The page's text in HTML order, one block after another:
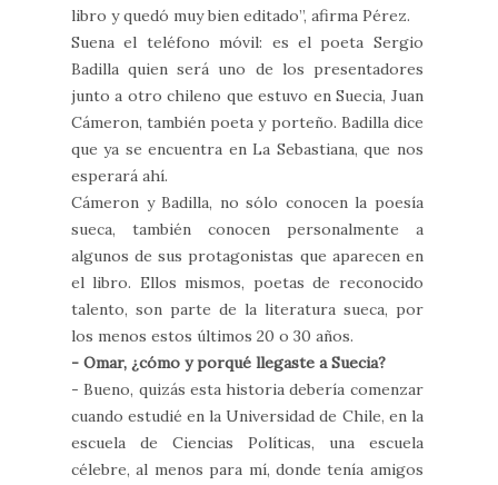
libro y quedó muy bien editado”, afirma Pérez.
Suena el teléfono móvil: es el poeta Sergio
Badilla quien será uno de los presentadores
junto a otro chileno que estuvo en Suecia, Juan
Cámeron, también poeta y porteño. Badilla dice
que ya se encuentra en La Sebastiana, que nos
esperará ahí.
Cámeron y Badilla, no sólo conocen la poesía
sueca, también conocen personalmente a
algunos de sus protagonistas que aparecen en
el libro. Ellos mismos, poetas de reconocido
talento, son parte de la literatura sueca, por
los menos estos últimos 20 o 30 años.
- Omar, ¿cómo y porqué llegaste a Suecia?
- Bueno, quizás esta historia debería comenzar
cuando estudié en la Universidad de Chile, en la
escuela de Ciencias Políticas, una escuela
célebre, al menos para mí, donde tenía amigos